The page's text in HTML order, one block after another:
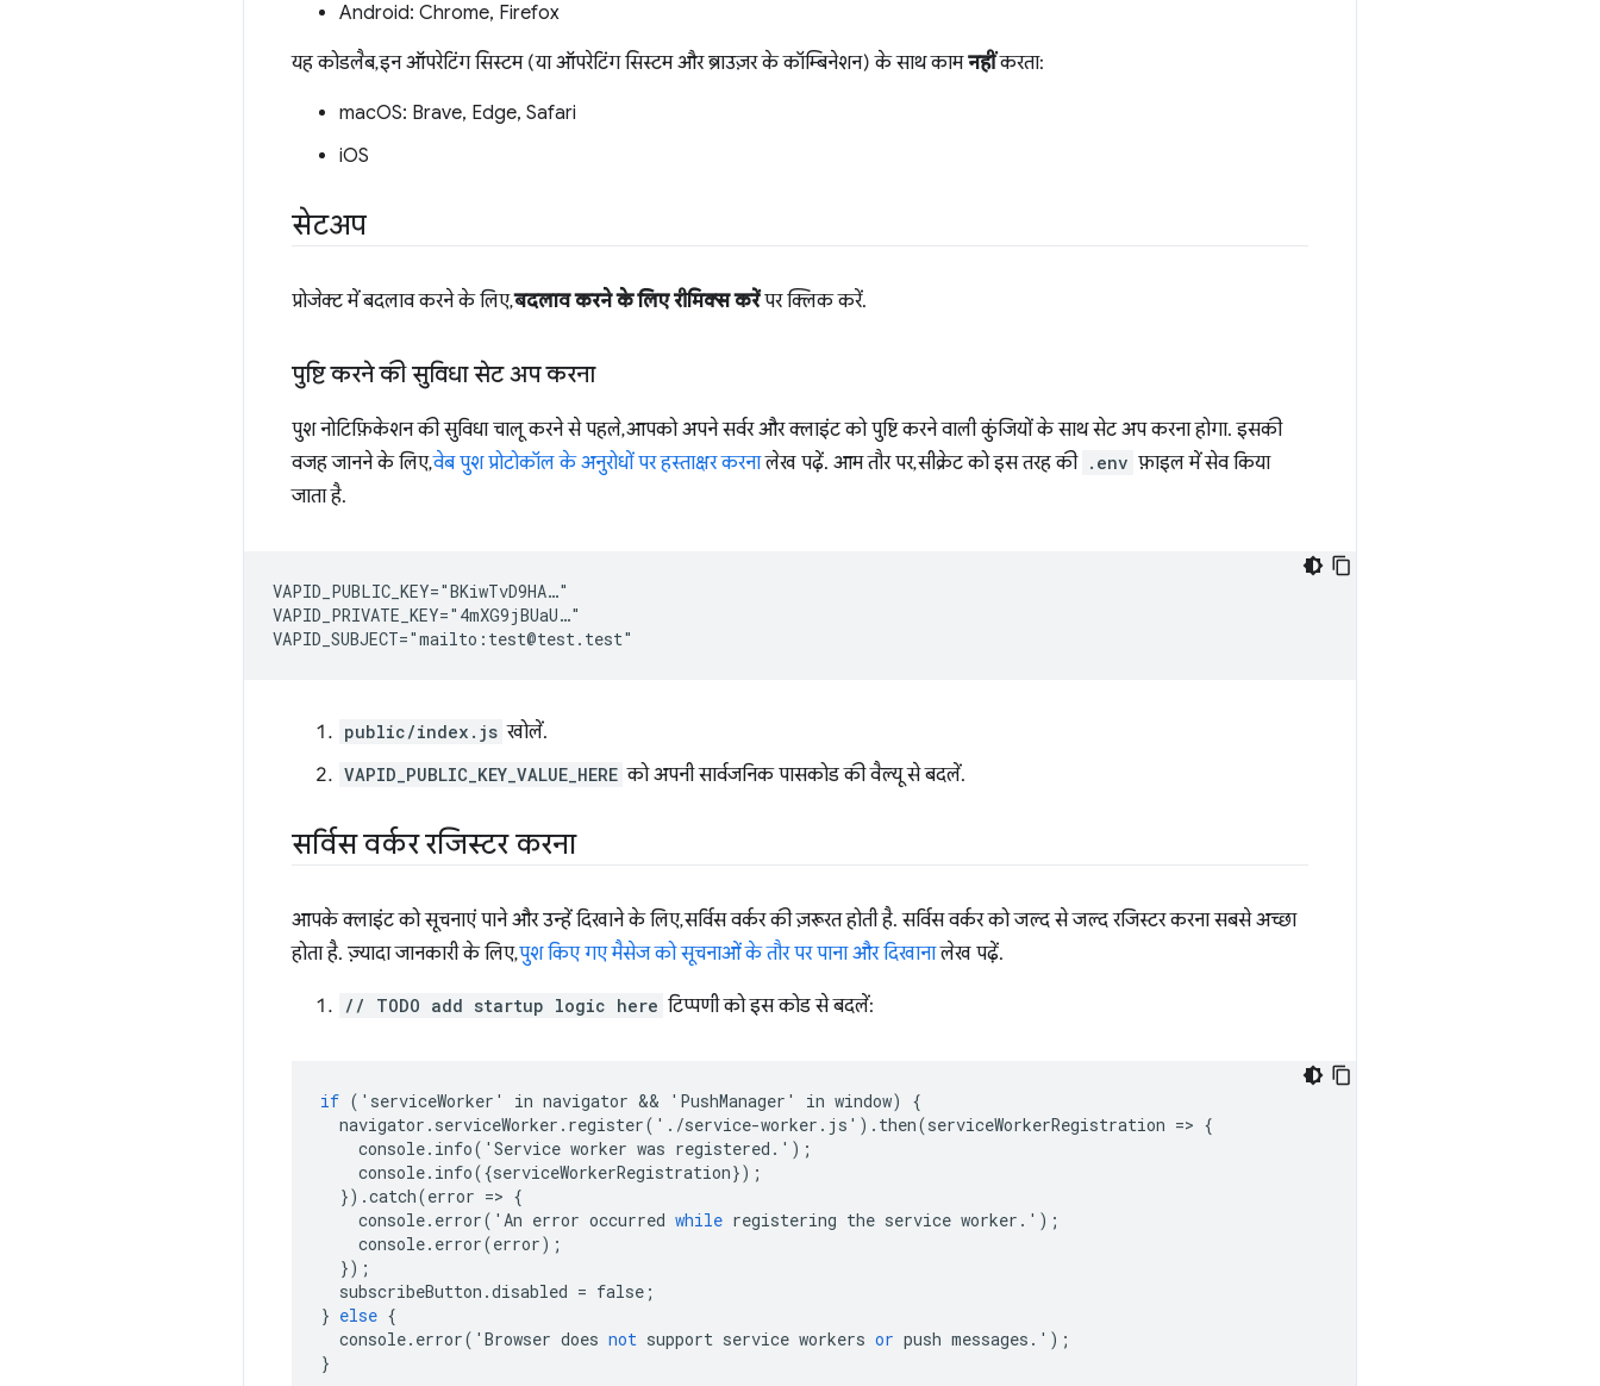
Android: Chrome, Firefox
यह कोडलैब, इन ऑपरेटिंग सिस्टम (या ऑपरेटिंग सिस्टम और ब्राउज़र के कॉम्बिनेशन) के साथ कामनहींकरता:
macOS: Brave, Edge, Safari
iOS
सेटअप
प्रोजेक्ट में बदलाव करने के लिए,बदलाव करने के लिए रीमिक्स करेंपर क्लिक करें.
पुष्टि करने की सुविधा सेट अप करना
पुश नोटिफ़िकेशन की सुविधा चालू करने से पहले, आपको अपने सर्वर और क्लाइंट को पुष्टि करने वाली कुंजियों के साथ सेट अप करना होगा. इसकी
वजह जानने के लिए,वेब पुश प्रोटोकॉल के अनुरोधों पर हस्ताक्षर करनालेख पढ़ें. आम तौर पर, सीक्रेट को इस तरह की .env फ़ाइल में सेव किया
जाता है.
VAPID_PUBLIC_KEY="BKiwTvD9HA…"
VAPID_PRIVATE_KEY="4mXG9jBUaU…"
public/index.js खोलें.
VAPID_PUBLIC_KEY_VALUE_HERE को अपनी सार्वजनिक पासकोड की वैल्यू से बदलें.
सर्विस वर्कर रजिस्टर करना
आपके क्लाइंट को सूचनाएं पाने और उन्हें दिखाने के लिए, सर्विस वर्कर की ज़रूरत होती है. सर्विस वर्कर को जल्द से जल्द रजिस्टर करना सबसे अच्छा
होता है. ज़्यादा जानकारी के लिए,पुश किए गए मैसेज को सूचनाओं के तौर पर पाना और दिखानालेख पढ़ें.
// TODO add startup logic here टिप्पणी को इस कोड से बदलें:
if (' serviceWorker ' in navigator && ' PushManager ' in window)
{
navigator . serviceWorker . register('. /service-worker . js '). then(serviceWorkerRegistration => {
console. info(' Service worker was registered .');
console. info({serviceWorkerRegistration});
}).catch(error => {
console. error(' An error occurred while registering the service worker .');
console. error(error);
});
subscribeButton .disabled = false ;
} else {
console. error(' Browser does not support service workers or push messages .');
}